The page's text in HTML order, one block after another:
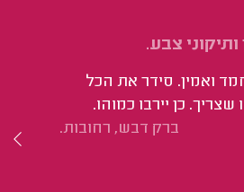
ותיקוני צבע.
ואמין. סידר את הכל
שצריך. כן יירבו כמוהו.
ברק דבש, רחובות.